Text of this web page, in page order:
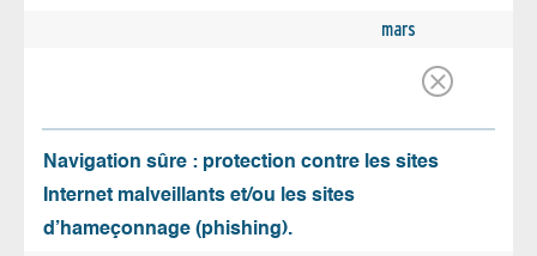
mars
Navigation sûre : protection contre les sites
Internet malveillants et/ou les sites
d’hameçonnage (phishing).